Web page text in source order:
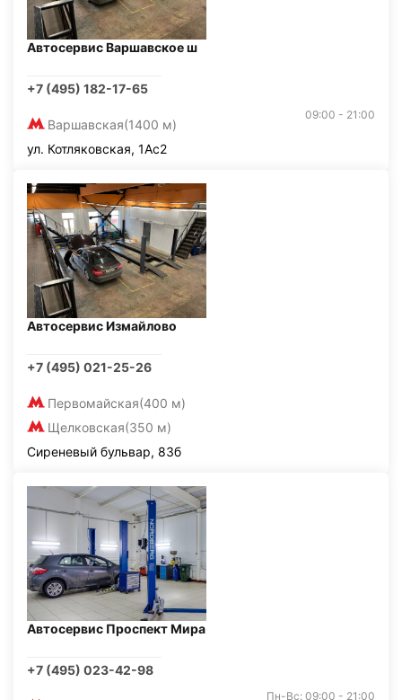
Автосервис Варшавское ш
+7 (495) 182-17-65
Варшавская(1400 м)
09:00 - 21:00
ул. Котляковская, 1Ас2
Автосервис Измайлово
+7 (495) 021-25-26
Первомайская(400 м)
Щелковская(350 м)
Сиреневый бульвар, 83б
Автосервис Проспект Мира
+7 (495) 023-42-98
Пн-Вс: 09:00 - 21:00